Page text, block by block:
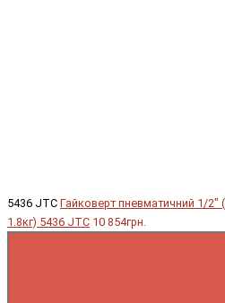
5436 JTC Гайковерт пневматичний 1/
1.8кг) 5436 JTC 10 854грн.